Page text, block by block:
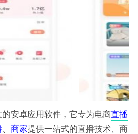
安卓应用软件，它专为电商直播
、 商家提供一站式的直播技术、商